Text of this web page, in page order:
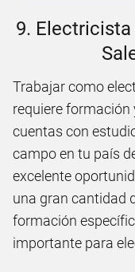
9.
Trabajar como
requiere formación
cuentas con
campo en tu país
excelente
una gran cantidad
formación
importante para